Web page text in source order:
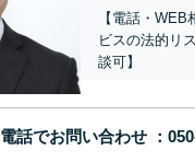
【電話・
ビスの法的リ
談可】
電話でお問い合わせ